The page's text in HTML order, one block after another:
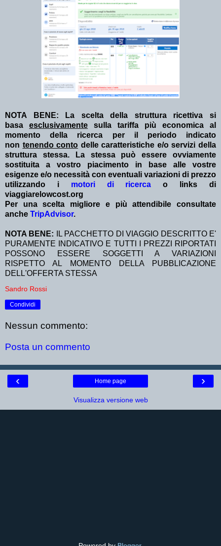
NOTA BENE: La scelta della struttura ricettiva si
basa esclusivamente sulla tariffa più economica al
momento della ricerca per il periodo indicato
non tenendo conto delle caratteristiche e/o servizi della
struttura stessa. La stessa può essere ovviamente
sostituita a vostro piacimento in base alle vostre
esigenze e/o necessità con eventuali variazioni di prezzo
utilizzando i motori di ricerca o links di
viaggiarelowcost.org
Per una scelta migliore e più attendibile consultate
anche TripAdvisor.
NOTA BENE:
IL PACCHETTO DI VIAGGIO DESCRITTO E'
PURAMENTE INDICATIVO E TUTTI I PREZZI RIPORTATI
POSSONO ESSERE SOGGETTI A VARIAZIONI
RISPETTO AL MOMENTO DELLA PUBBLICAZIONE
DELL'OFFERTA STESSA
Sandro Rossi
Condividi
Nessun commento:
Posta un commento
‹ ›
Home page
Visualizza versione web